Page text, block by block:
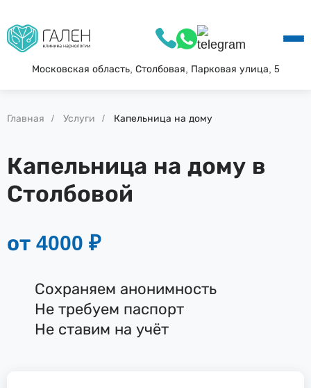
Московская область, Столбовая, Парковая улица, 5
О КЛИНИКЕ
УСЛУГИ
КОНТАКТЫ
Главная Услуги Капельница на дому
Капельница на дому в
Столбовой
от 4000 ₽
Сохраняем анонимность
Не требуем паспорт
Не ставим на учёт